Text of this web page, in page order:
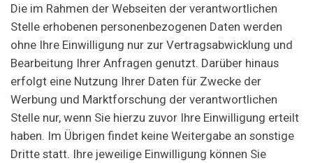
Die im Rahmen der Webseiten der verantwortlichen
Stelle erhobenen personenbezogenen Daten werden
ohne Ihre Einwilligung nur zur Vertragsabwicklung und
Bearbeitung Ihrer Anfragen genutzt. Darüber hinaus
erfolgt eine Nutzung Ihrer Daten für Zwecke der
Werbung und Marktforschung der verantwortlichen
Stelle nur, wenn Sie hierzu zuvor Ihre Einwilligung erteilt
haben. Im Übrigen findet keine Weitergabe an sonstige
Dritte statt. Ihre jeweilige Einwilligung können Sie